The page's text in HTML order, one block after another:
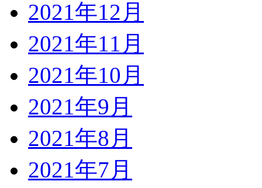
2021年12月
2021年11月
2021年10月
2021年9月
2021年8月
2021年7月